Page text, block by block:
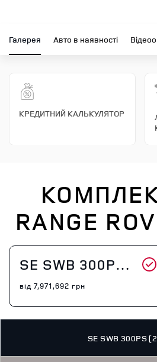
Галерея Авто в наявності
КРЕДИТНИЙ КАЛЬКУЛЯТОР
RANGE
SE SWB 300PS (26MY)
від 7,971,692 грн
SE SWB 300PS